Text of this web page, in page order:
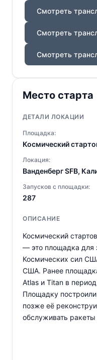
Смотреть
Смотреть
Смотреть
Место старта
ДЕТАЛИ ЛОКАЦИИ
Площадка:
Космический
Локация:
Ванденберг SFB,
Запусков с площадки:
287
ОПИСАНИЕ
Космический
— это площадка для
Космических сил
США. Ранее
Atlas и Titan в
Площадку
позже её
обслуживать ракеты